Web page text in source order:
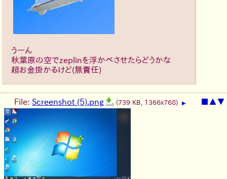
うーん
秋葉原の空でzeplinを浮かべさせたらどうかな
超お金掛かるけど(無責任)
▲▼
File: Screenshot (5).png (739 KB, 1366x768) ▶